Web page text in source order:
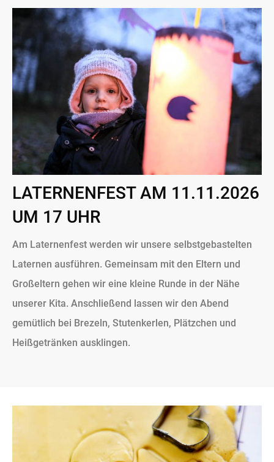
LATERNENFEST AM 11.11.2026
UM 17 UHR
Am Laternenfest werden wir unsere selbstgebastelten
Laternen ausführen. Gemeinsam mit den Eltern und
Großeltern gehen wir eine kleine Runde in der Nähe
unserer Kita. Anschließend lassen wir den Abend
gemütlich bei Brezeln, Stutenkerlen, Plätzchen und
Heißgetränken ausklingen.